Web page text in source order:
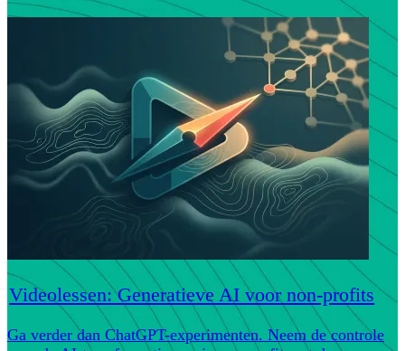
Videolessen: Generatieve AI voor non-profits
Ga verder dan ChatGPT-experimenten. Neem de controle